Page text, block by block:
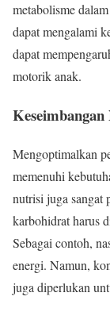
metabolisme
dapat mengalami
dapat
motorik anak.
Mengoptimalkan
memenuhi
nutrisi juga sangat
karbohidrat harus
Sebagai contoh,
energi. Namun,
juga diperlukan